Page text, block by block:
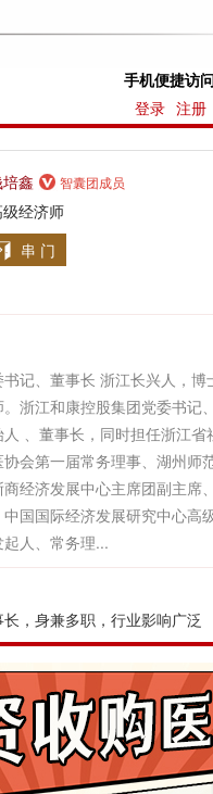
手机便捷访
登录 注册
鑫 智囊团成员
经济师
串 门
记、董事长 浙江长兴人，博
浙江和康控股集团党委书记
、董事长，同时担任浙江省
会第一届常务理事、湖州师
经济发展中心主席团副主席
国国际经济发展研究中心高
人、常务理...
，身兼多职，行业影响广泛